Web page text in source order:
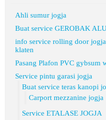
Ahli sumur jogja
Buat service GEROBAK
info service rolling door
klaten
Pasang Plafon PVC gybsum
Service pintu garasi jogja
Buat service teras kanopi
Carport mezzanine jogja
Service ETALASE JOGJA